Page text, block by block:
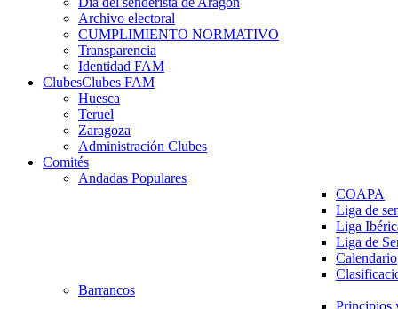
Archivo electoral
CUMPLIMIENTO NORMATIVO
Transparencia
Identidad FAM
ClubesClubes FAM
Huesca
Teruel
Zaragoza
Administración Clubes
Comités
Andadas Populares
COAPA
Liga de
Liga
Liga de
Calendario
Barrancos
Principios